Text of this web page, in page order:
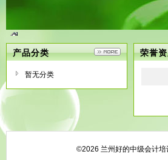
产品分类
暂无分类
荣誉
©2026 兰州好的中级会计